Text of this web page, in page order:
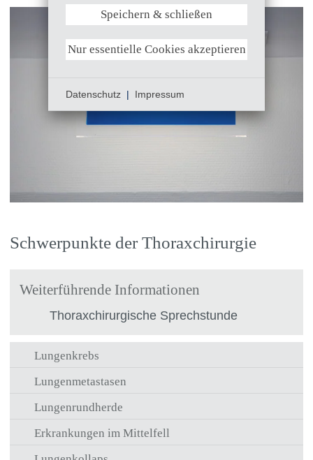
Schwerpunkte der Thoraxchirurgie
Weiterführende Informationen
Thoraxchirurgische Sprechstunde
Lungenkrebs
Lungenmetastasen
Lungenrundherde
Erkrankungen im Mittelfell
Weitere Informationen anzeigen
Speichern & schließen
Nur essentielle Cookies akzeptieren
Datenschutz | Impressum